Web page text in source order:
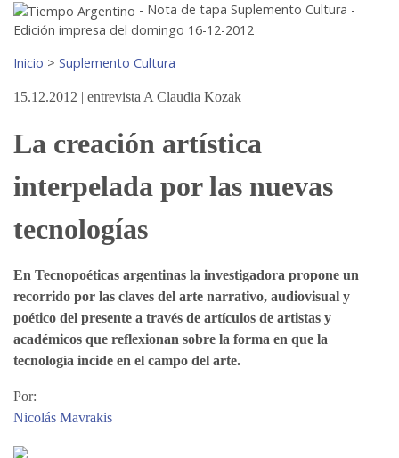
- Nota de tapa Suplemento Cultura -
Edición impresa del domingo 16-12-2012
Inicio > Suplemento Cultura
15.12.2012 | entrevista A Claudia Kozak
La creación artística
interpelada por las nuevas
tecnologías
En Tecnopoéticas argentinas la investigadora propone un
recorrido por las claves del arte narrativo, audiovisual y
poético del presente a través de artículos de artistas y
académicos que reflexionan sobre la forma en que la
tecnología incide en el campo del arte.
Por:
Nicolás Mavrakis